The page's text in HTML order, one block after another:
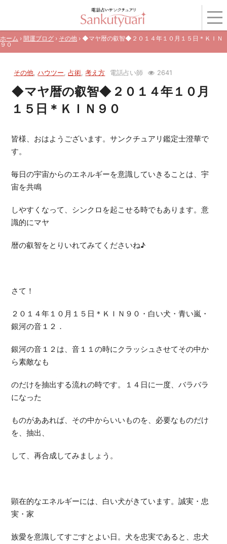
ホーム › 開運ブログ › その他 › ◆マヤ暦の叡智◆２０１４年１０月１５日＊ＫＩＮ
９０
その他 ,ハウツー ,占術 ,考え方 電話占い師 2641
◆マヤ暦の叡智◆２０１４年１０月
１５日＊ＫＩＮ９０
皆様、おはようございます。サンクチュアリ鑑定士澄華で
す。
毎日の宇宙からのエネルギーを意識していきることは、宇
宙を共鳴
しやすくなって、シンクロを起こせる時でもあります。意
識的にマヤ
暦の叡智をとりいれてみてくださいね♪
さて！
２０１４年１０月１５日＊ＫＩＮ９０・白い犬・青い嵐・
銀河の音１２．
銀河の音１２は、音１１の時にクラッシュさせてその中か
ら素敵なも
のだけを抽出する流れの時です。１４日に一度、バラバラ
になった
ものがああれば、その中からいいものを、必要なものだけ
を、抽出、
して、再合成してみましょう。
顕在的なエネルギーには、白い犬がきています。誠実・忠
実・家
族愛を意識してすごすとよい日。犬を忠実であると、忠犬